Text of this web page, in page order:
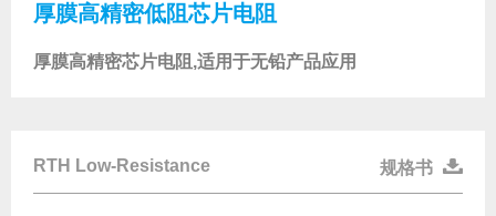
厚膜高精密低阻芯片电阻
厚膜高精密芯片电阻,适用于无铅产品应用
RTH Low-Resistance 规格书